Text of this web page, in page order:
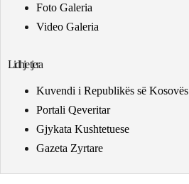
Foto Galeria
Video Galeria
Lidhje tjera
Kuvendi i Republikës së Kosovës
Portali Qeveritar
Gjykata Kushtetuese
Gazeta Zyrtare